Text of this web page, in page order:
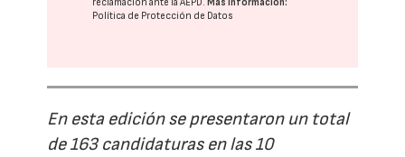
Política de Protección de Datos
En esta edición se presentaron un total
de 163 candidaturas en las 10